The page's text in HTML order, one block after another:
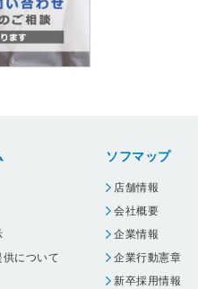
について
ソフマップ
店舗情報
会社概要
企業情報
企業行動憲章
新卒採用情報